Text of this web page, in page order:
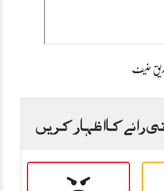
صدیق حنیف
رائے کا اظہار کریں